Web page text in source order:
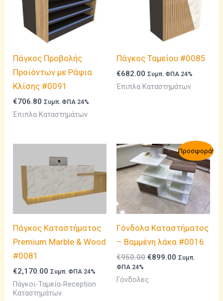
Πάγκος Προβολής
Προϊόντων με Ράφια
Κλίσης #0091
€706.80 Συμπ. ΦΠΑ 24%
Έπιπλα Καταστημάτων
Πάγκος Ταμείου #0085
€682.00 Συμπ. ΦΠΑ 24%
Έπιπλα Καταστημάτων
Πάγκος Καταστήματος
Premium Marble & Wood
#0081
€2,170.00 Συμπ. ΦΠΑ 24%
Πάγκοι-Ταμεία-Reception
Καταστημάτων
Προσφορά!
Γόνδολα Καταστήματος
– Βαμμένη λάκα #0016
€950.00 Original
€950.00.
€899.00 Η
Συμπ.
ΦΠΑ 24%
Γόνδολες